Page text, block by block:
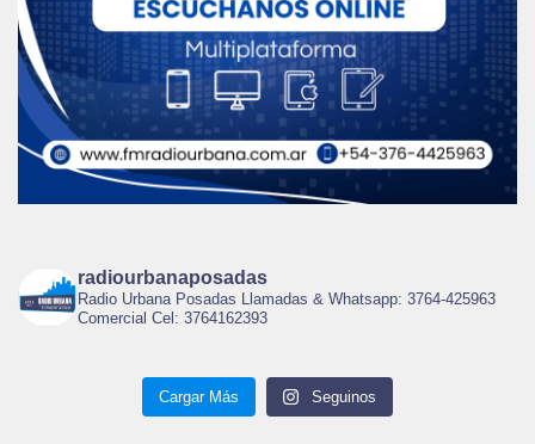
radiourbanaposadas
Radio Urbana Posadas Llamadas & Whatsapp: 3764-425963
Comercial Cel: 3764162393
Cargar Más Seguinos